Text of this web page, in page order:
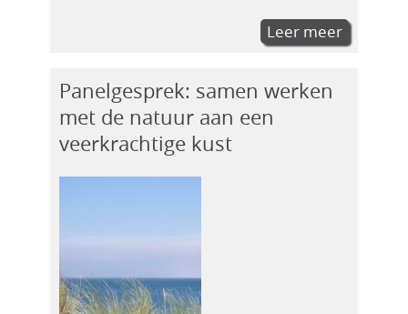
Leer meer
Panelgesprek: samen werken
met de natuur aan een
veerkrachtige kust